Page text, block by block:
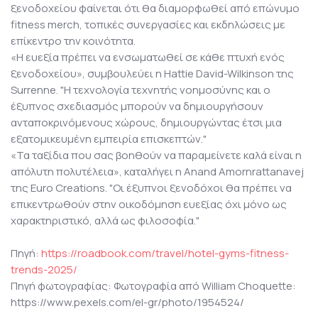
ξενοδοχείου φαίνεται ότι θα διαμορφωθεί από επώνυμο
fitness merch, τοπικές συνεργασίες και εκδηλώσεις με
επίκεντρο την κοινότητα.
«Η ευεξία πρέπει να ενσωματωθεί σε κάθε πτυχή ενός
ξενοδοχείου», συμβουλεύει η Hattie David-Wilkinson της
Surrenne. "Η τεχνολογία τεχνητής νοημοσύνης και ο
έξυπνος σχεδιασμός μπορούν να δημιουργήσουν
ανταποκρινόμενους χώρους, δημιουργώντας έτσι μια
εξατομικευμένη εμπειρία επισκεπτών."
«Τα ταξίδια που σας βοηθούν να παραμείνετε καλά είναι η
απόλυτη πολυτέλεια», καταλήγει η Anand Amornrattanavej
της Euro Creations. "Οι έξυπνοι ξενοδόχοι θα πρέπει να
επικεντρωθούν στην οικοδόμηση ευεξίας όχι μόνο ως
χαρακτηριστικό, αλλά ως φιλοσοφία."
Πηγή: https://roadbook.com/travel/hotel-gyms-fitness-
trends-2025/
Πηγή φωτογραφίας: Φωτογραφία από William Choquette:
https://www.pexels.com/el-gr/photo/1954524/